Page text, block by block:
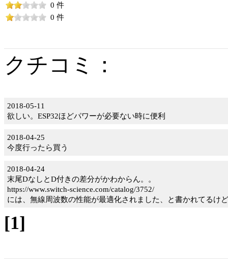
0 件
0 件
クチコミ：
2018-05-11
欲しい。ESP32ほどパワーが必要ない時に便利
2018-04-25
今度行ったら買う
2018-04-24
末尾DなしとD付きの差分がかわからん。。
https://www.switch-science.com/catalog/3752/
には、無線周波数の性能が最適化されました、と書かれてるけ
[1]